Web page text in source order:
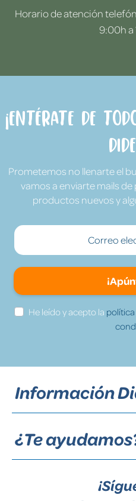
Horario de atención
9:00h a
¡Entérate de
Prometemos no llenarte el
vamos a enviarte mails
productos nuevos y
He leído y acepto la
Información
¿Te